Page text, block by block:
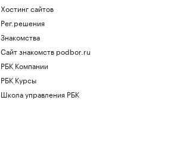
Хостинг сайтов
Рег.решения
Знакомства
Сайт знакомств podbor.ru
РБК Компании
РБК Курсы
Школа управления РБК